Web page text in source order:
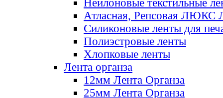
Нейлоновые текстильные
Атласная, Репсовая ЛЮКС
Силиконовые ленты для
Полиэстровые ленты
Хлопковые ленты
Лента органза
12мм Лента Органза
25мм Лента Органза